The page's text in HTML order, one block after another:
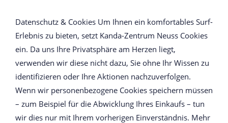
Anmeldung
Ich habe bereits ein Konto
Bitte melden Sie sich mit Ihrem Kennwort an.
Datenschutz & Cookies Um Ihnen ein komfortables Surf-
Erlebnis zu bieten, setzt Kanda-Zentrum Neuss Cookies
ein. Da uns Ihre Privatsphäre am Herzen liegt,
verwenden wir diese nicht dazu, Sie ohne Ihr Wissen zu
identifizieren oder Ihre Aktionen nachzuverfolgen.
Wenn wir personenbezogene Cookies speichern müssen
– zum Beispiel für die Abwicklung Ihres Einkaufs – tun
wir dies nur mit Ihrem vorherigen Einverständnis. Mehr